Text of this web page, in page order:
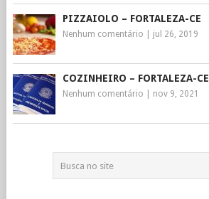
PIZZAIOLO – FORTALEZA-CE
Nenhum comentário jul 26, 2019
COZINHEIRO – FORTALEZA-CE
Nenhum comentário nov 9, 2021